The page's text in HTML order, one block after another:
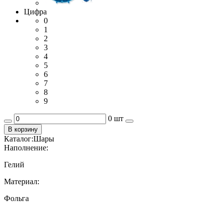
Цифра
0
1
2
3
4
5
6
7
8
9
0 шт
В корзину
Каталог:Шары
Наполнение:
Гелий
Материал:
Фольга